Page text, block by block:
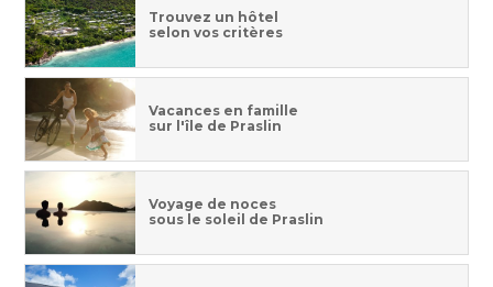
Trouvez un hôtel
selon vos critères
Vacances en famille
sur l'île de Praslin
Voyage de noces
sous le soleil de Praslin